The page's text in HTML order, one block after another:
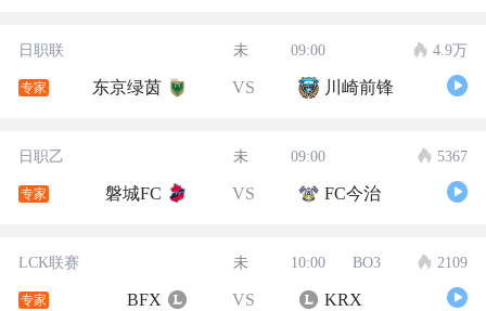
日职联 未 09:00 4.9万
专家 东京绿茵 VS 川崎前锋
日职乙 未 09:00 5367
专家 磐城FC VS FC今治
LCK联赛 未 10:00 BO3 2109
专家 BFX VS KRX